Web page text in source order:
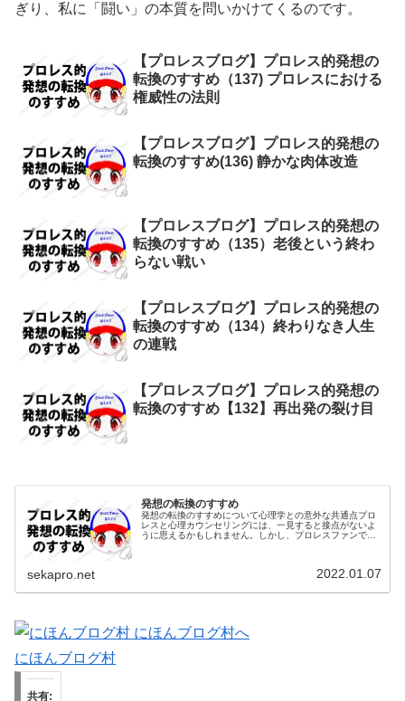
ぎり、私に「闘い」の本質を問いかけてくるのです。
【プロレスブログ】プロレス的発想の
転換のすすめ（137) プロレスにおける
権威性の法則
【プロレスブログ】プロレス的発想の
転換のすすめ(136) 静かな肉体改造
【プロレスブログ】プロレス的発想の
転換のすすめ（135）老後という終わ
らない戦い
【プロレスブログ】プロレス的発想の
転換のすすめ（134）終わりなき人生
の連戦
【プロレスブログ】プロレス的発想の
転換のすすめ【132】再出発の裂け目
発想の転換のすすめ
発想の転換のすすめについて心理学との意外な共通点プロ
レスと心理カウンセリングには、一見すると接点がないよ
うに思えるかもしれません。しかし、プロレスファンであ
sekapro.net 2022.01.07
にほんブログ村
共有: